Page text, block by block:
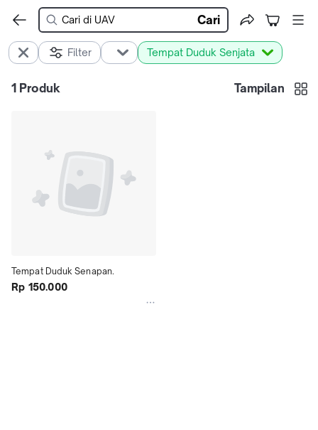
Cari
Filter Tempat Duduk Senjata
1 Produk Tampilan
Tempat Duduk Senapan.
Rp 150.000